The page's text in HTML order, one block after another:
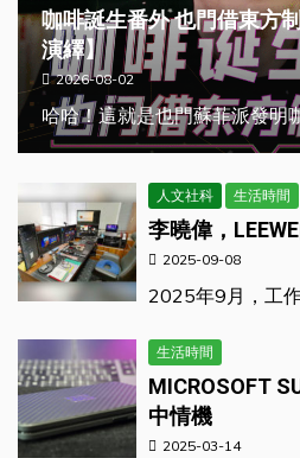
咖啡誕生番外 也門借東方
演繹】
2026-08-02
哈哈！這就是也門蘇菲派發明
人文社科 生活時間
李曉偉，
2025-09-08
2025年9月，工
生活時間
MICROSOFT
中情機
2025-03-14